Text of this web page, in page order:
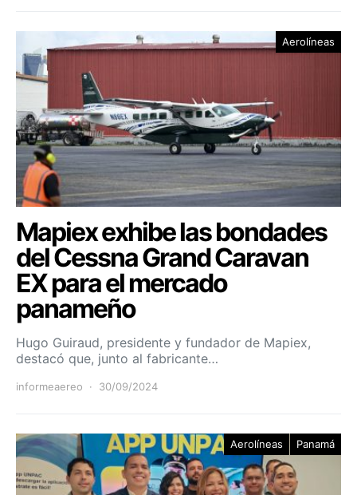
Aerolíneas
Mapiex exhibe las bondades
del Cessna Grand Caravan
EX para el mercado
panameño
Hugo Guiraud, presidente y fundador de Mapiex,
destacó que, junto al fabricante…
informeaereo 30/09/2024
Aerolíneas Panamá